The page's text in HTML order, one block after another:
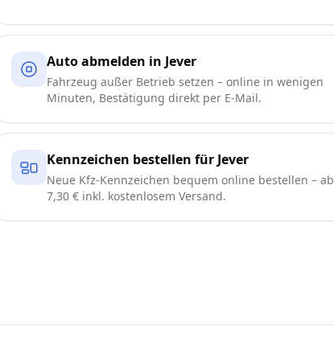
Auto abmelden in Jever
Fahrzeug außer Betrieb setzen – online in wenigen
Minuten, Bestätigung direkt per E-Mail.
Kennzeichen bestellen für Jever
Neue Kfz-Kennzeichen bequem online bestellen – ab
7,30 € inkl. kostenlosem Versand.